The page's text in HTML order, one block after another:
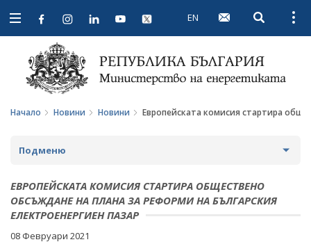
Open
navigation
EN Open
Начало Новини Новини Европейската комисия стартира
Подменю
НОВИНИ
ПРЕДСТОЯЩИ СЪБИТИЯ
ЕВРОПЕЙСКАТА КОМИСИЯ СТАРТИРА ОБЩЕСТВЕНО
ОБСЪЖДАНЕ НА ПЛАНА ЗА РЕФОРМИ НА БЪЛГАРСКИЯ
ЕЛЕКТРОЕНЕРГИЕН ПАЗАР
08 Февруари 2021